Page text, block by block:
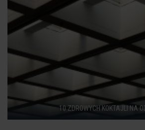
10 ZDROWYCH KOKTAJLI NA